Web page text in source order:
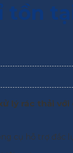
tồn
rác thải với
cụ hỗ trợ đắc